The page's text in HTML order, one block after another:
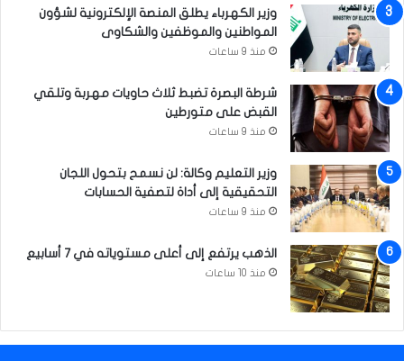
و
ا
وزير الكهرباء يطلق المنصة الإلكترونية لشؤون
المواطنين والموظفين والشكاوى
منذ 9 ساعات
شرطة البصرة تضبط ثلاث حاويات مهربة وتلقي
القبض على متورطين
منذ 9 ساعات
وزير التعليم وكالة: لن نسمح بتحول اللجان
التحقيقية إلى أداة لتصفية الحسابات
منذ 9 ساعات
الذهب يرتفع إلى أعلى مستوياته في 7 أسابيع
منذ 10 ساعات